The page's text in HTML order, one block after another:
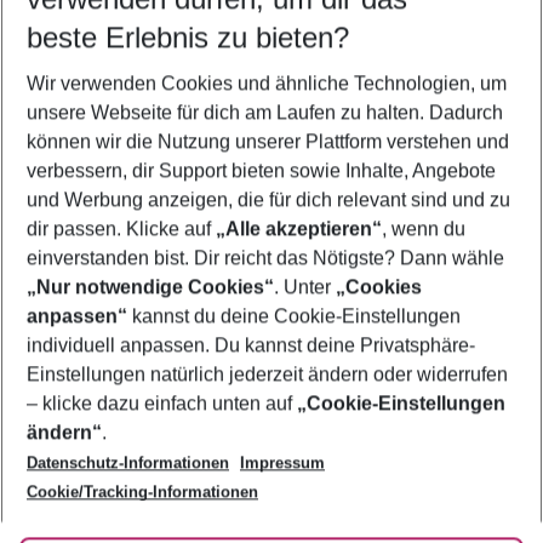
5-8 Nächte
2 Erwachsene Keine Kinder
Mehr Filter anzeigen
Footer
Footer navigation
Über uns
AGB
Bestpreisgarantie
Cookie-Einstellungen ändern
Cookie-Richtlinie
Agenturbetreuung
Barrierefreies Reisen
Folge uns
beste Erlebnis zu bieten?
Wir verwenden Cookies und ähnliche Technologien, um
unsere Webseite für dich am Laufen zu halten. Dadurch
können wir die Nutzung unserer Plattform verstehen und
verbessern, dir Support bieten sowie Inhalte, Angebote
und Werbung anzeigen, die für dich relevant sind und zu
dir passen. Klicke auf „Alle akzeptieren“, wenn du
einverstanden bist. Dir reicht das Nötigste? Dann wähle
„Nur notwendige Cookies“. Unter „Cookies
anpassen“ kannst du deine Cookie-Einstellungen
individuell anpassen. Du kannst deine Privatsphäre-
Einstellungen natürlich jederzeit ändern oder widerrufen
– klicke dazu einfach unten auf „Cookie-Einstellungen
ändern“.
Datenschutz-Informationen
Impressum
Cookie/Tracking-Informationen